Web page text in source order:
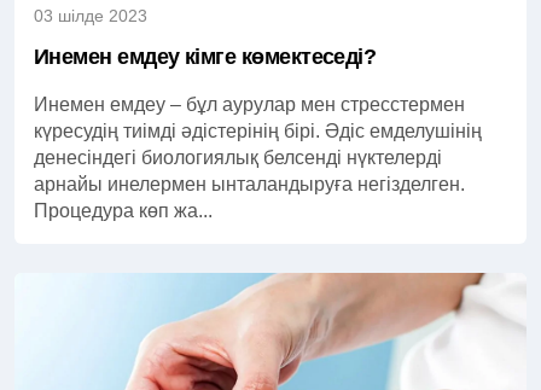
03 шілде 2023
Инемен емдеу кімге көмектеседі?
Инемен емдеу – бұл аурулар мен стресстермен
күресудің тиімді әдістерінің бірі. Әдіс емделушінің
денесіндегі биологиялық белсенді нүктелерді
арнайы инелермен ынталандыруға негізделген.
Процедура көп жа...